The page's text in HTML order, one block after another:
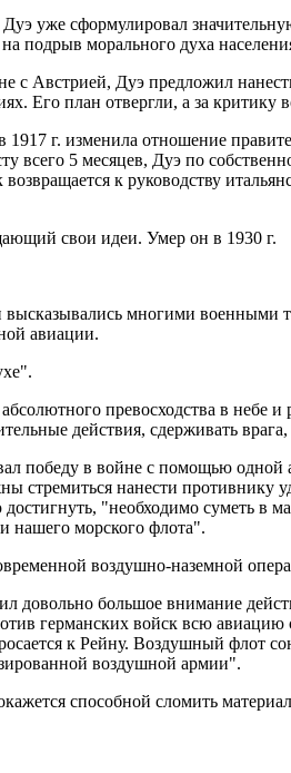
уже сформулировал
подрыв морального духа
с Австрией, Дуэ предложил
Его план отвергли, а за
г. изменила отношение
всего 5 месяцев, Дуэ по
к руководству
свои идеи. Умер он в 1930 г.
многими военными
авиации.
превосходства в небе
действия, сдерживать
победу в войне с помощью
стремиться нанести
"необходимо суметь в
нашего морского флота".
воздушно-наземной
довольно большое внимание
германских войск всю
к Рейну. Воздушный флот
воздушной армии".
способной сломить